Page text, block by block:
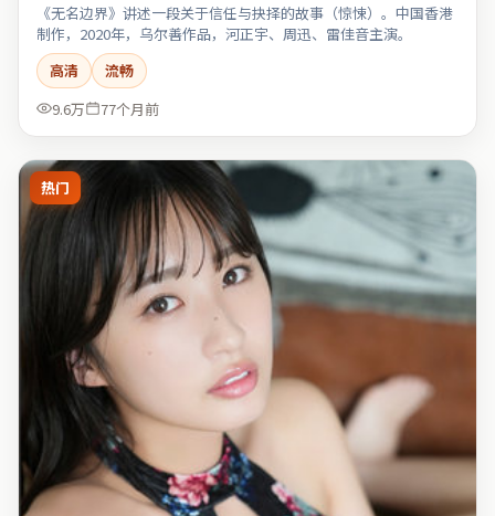
《无名边界》讲述一段关于信任与抉择的故事（惊悚）。中国香港
制作，2020年，乌尔善作品，河正宇、周迅、雷佳音主演。
高清
流畅
9.6万
77个月前
热门